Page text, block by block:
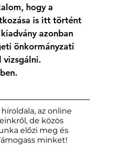
hogy a
is itt történt
azonban
önkormányzati
vizsgálni.
az online
de közös
előzi meg és
minket!